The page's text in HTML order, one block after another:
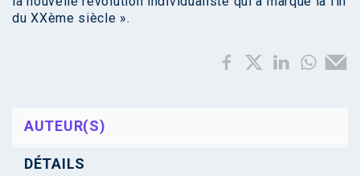
du XXème siècle ».
AUTEUR(S)
DÉTAILS